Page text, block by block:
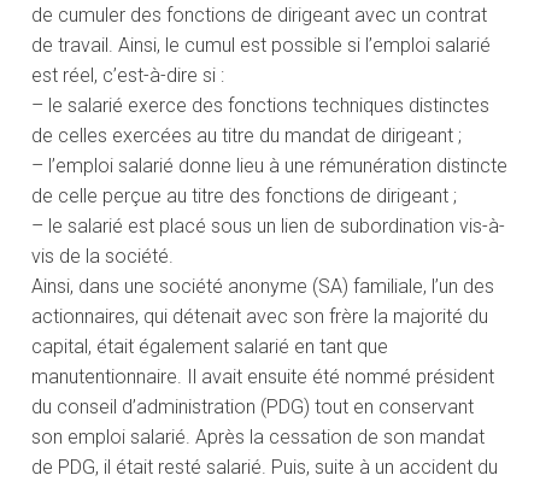
de cumuler des fonctions de dirigeant avec un contrat
de travail. Ainsi, le cumul est possible si l’emploi salarié
est réel, c’est-à-dire si :
– le salarié exerce des fonctions techniques distinctes
de celles exercées au titre du mandat de dirigeant ;
– l’emploi salarié donne lieu à une rémunération distincte
de celle perçue au titre des fonctions de dirigeant ;
– le salarié est placé sous un lien de subordination vis-à-
vis de la société.
Ainsi, dans une société anonyme (SA) familiale, l’un des
actionnaires, qui détenait avec son frère la majorité du
capital, était également salarié en tant que
manutentionnaire. Il avait ensuite été nommé président
du conseil d’administration (PDG) tout en conservant
son emploi salarié. Après la cessation de son mandat
de PDG, il était resté salarié. Puis, suite à un accident du